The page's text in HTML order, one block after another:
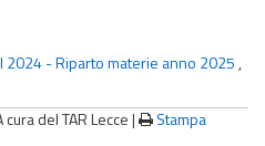
2024 - Riparto materie anno 2025 ,
cura del TAR Lecce| Stampa